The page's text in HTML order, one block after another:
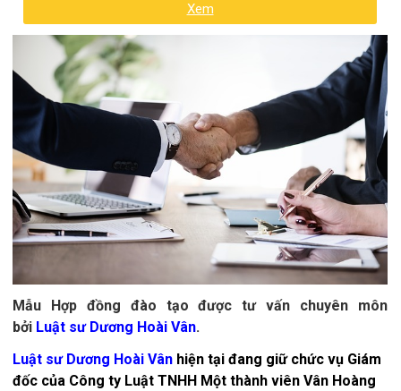
Xem
Mẫu Hợp đồng đào tạo được tư vấn chuyên môn
bởi Luật sư Dương Hoài Vân.
Luật sư Dương Hoài Vân hiện tại đang giữ chức vụ Giám
đốc của Công ty Luật TNHH Một thành viên Vân Hoàng